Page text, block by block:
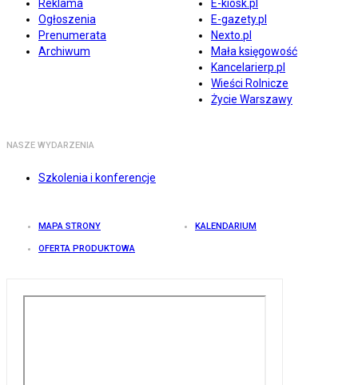
Reklama
Ogłoszenia
Prenumerata
Archiwum
E-kiosk.pl
E-gazety.pl
Nexto.pl
Mała księgowość
Kancelarierp.pl
Wieści Rolnicze
Życie Warszawy
NASZE WYDARZENIA
Szkolenia i konferencje
MAPA STRONY KALENDARIUM
OFERTA PRODUKTOWA